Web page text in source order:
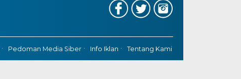
Pedoman Media Siber Info Iklan Tentang Kami